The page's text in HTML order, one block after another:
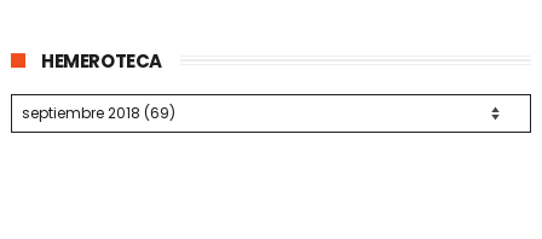
HEMEROTECA